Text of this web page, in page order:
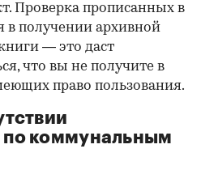
Проверка прописанных в
в получении архивной
— это даст
что вы не получите в
право пользования.
по коммунальным